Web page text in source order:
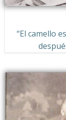
“El camello